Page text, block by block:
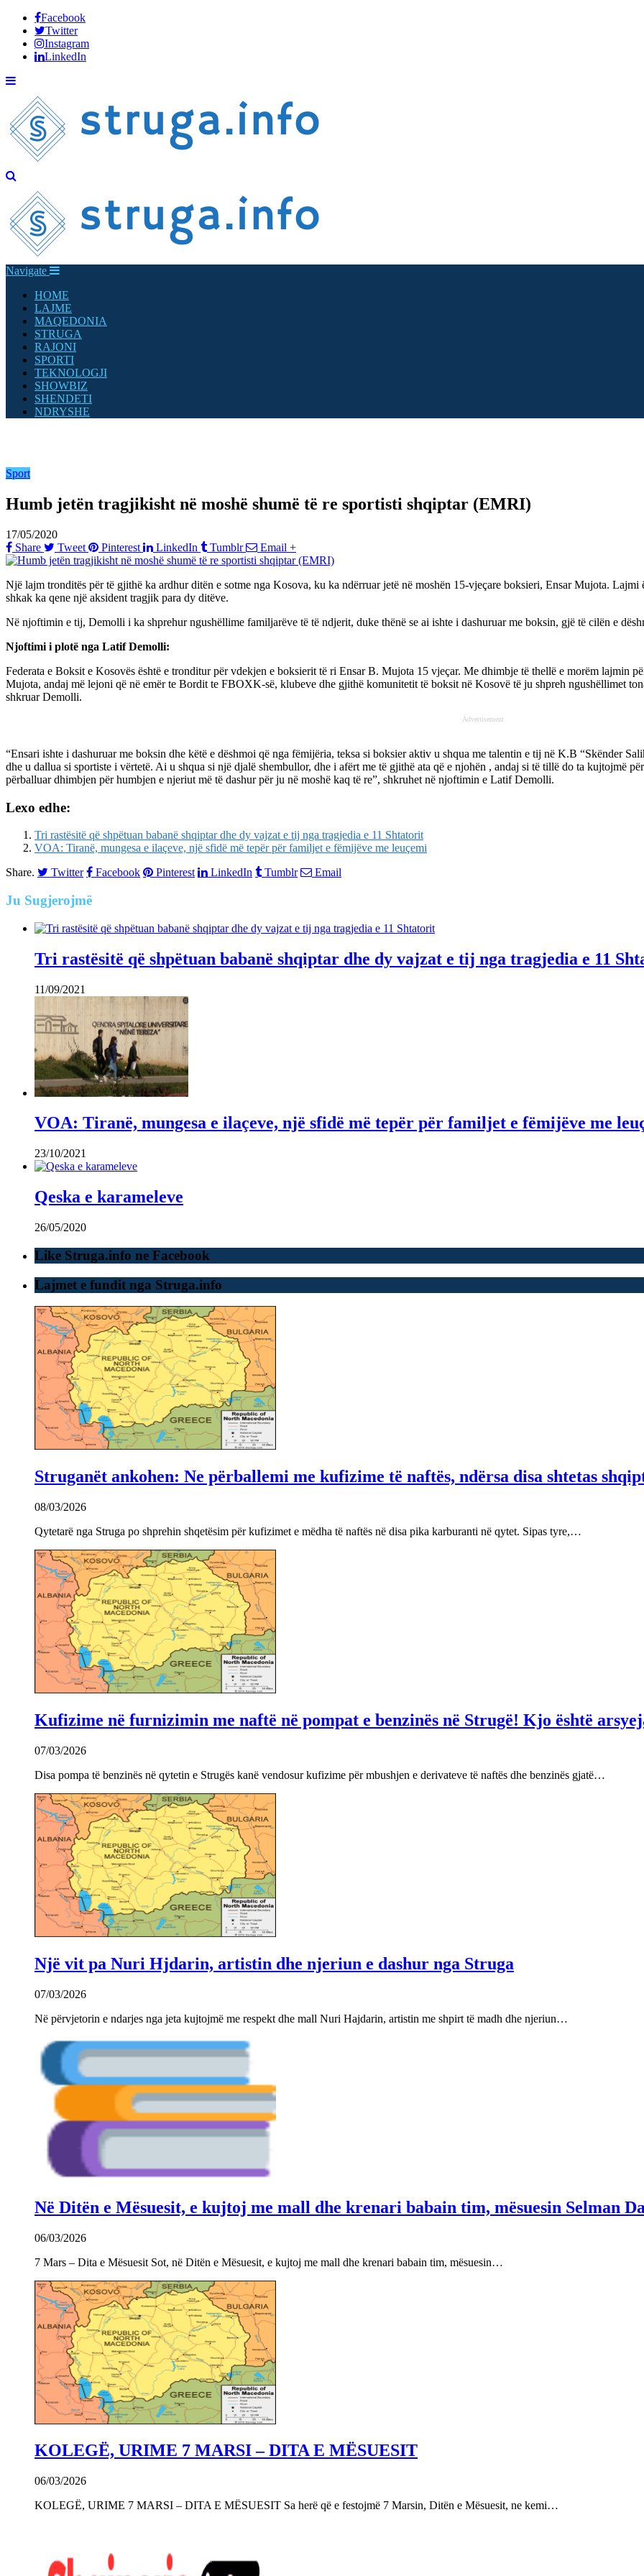
Facebook
Twitter
Instagram
LinkedIn
Navigate
HOME
LAJME
MAQEDONIA
STRUGA
RAJONI
SPORTI
TEKNOLOGJI
SHOWBIZ
SHENDETI
NDRYSHE
Sport
Humb jetën tragjikisht në moshë shumë të re sportisti shqiptar (EMRI)
17/05/2020
Share
Tweet Pinterest LinkedIn Tumblr Email +
Një lajm tronditës për të gjithë ka ardhur ditën e sotme nga Kosova, ku ka ndërruar jetë në moshën 15-vjeçare boksieri, Ensar Mujota.
shkak ka qene një aksident tragjik para dy ditëve.
Në njoftimin e tij, Demolli i ka shprehur ngushëllime familjarëve të të ndjerit, duke thënë se ai ishte i dashuruar me boksin, gjë të cilën e
Njoftimi i plotë nga Latif Demolli:
Federata e Boksit e Kosovës është e tronditur për vdekjen e boksierit të ri Ensar B. Mujota 15 vjeçar. Me dhimbje të thellë e morëm lajmin
Mujota, andaj më lejoni që në emër te Bordit te FBOXK-së, klubeve dhe gjithë komunitetit të boksit në Kosovë të ju shpreh ngushëllimet
shkruar Demolli.
Advertisement
“Ensari ishte i dashuruar me boksin dhe këtë e dëshmoi që nga fëmijëria, teksa si boksier aktiv u shqua me talentin e tij në K.B “Skënder
dhe u dallua si sportiste i vërtetë. Ai u shqua si një djalë shembullor, dhe i afërt me të gjithë ata që e njohën , andaj si të tillë do ta kujtojmë
përballuar dhimbjen për humbjen e njeriut më të dashur për ju në moshë kaq të re”, shkruhet në njoftimin e Latif Demolli.
Lexo edhe:
Tri rastësitë që shpëtuan babanë shqiptar dhe dy vajzat e tij nga tragjedia e 11 Shtatorit
VOA: Tiranë, mungesa e ilaçeve, një sfidë më tepër për familjet e fëmijëve me leuçemi
Share.
Twitter Facebook Pinterest LinkedIn Tumblr Email
Ju Sugjerojmë
Tri rastësitë që shpëtuan babanë shqiptar dhe dy vajzat e tij nga tragjedia e 11
11/09/2021
VOA: Tiranë, mungesa e ilaçeve, një sfidë më tepër për familjet e fëmijëve me
23/10/2021
Qeska e karameleve
26/05/2020
Like Struga.info ne Facebook
Lajmet e fundit nga Struga.info
Struganët ankohen: Ne përballemi me kufizime të naftës, ndërsa disa shtetas
08/03/2026
Qytetarë nga Struga po shprehin shqetësim për kufizimet e mëdha të naftës në disa pika karburanti në qytet. Sipas tyre,…
Kufizime në furnizimin me naftë në pompat e benzinës në Strugë! Kjo është
07/03/2026
Disa pompa të benzinës në qytetin e Strugës kanë vendosur kufizime për mbushjen e derivateve të naftës dhe benzinës gjatë…
Një vit pa Nuri Hjdarin, artistin dhe njeriun e dashur nga Struga
07/03/2026
Në përvjetorin e ndarjes nga jeta kujtojmë me respekt dhe mall Nuri Hajdarin, artistin me shpirt të madh dhe njeriun…
Në Ditën e Mësuesit, e kujtoj me mall dhe krenari babain tim, mësuesin Selman
06/03/2026
7 Mars – Dita e Mësuesit Sot, në Ditën e Mësuesit, e kujtoj me mall dhe krenari babain tim, mësuesin…
KOLEGË, URIME 7 MARSI – DITA E MËSUESIT
06/03/2026
KOLEGË, URIME 7 MARSI – DITA E MËSUESIT Sa herë që e festojmë 7 Marsin, Ditën e Mësuesit, ne kemi…